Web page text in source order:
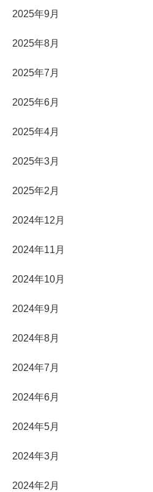
2025年9月
2025年8月
2025年7月
2025年6月
2025年4月
2025年3月
2025年2月
2024年12月
2024年11月
2024年10月
2024年9月
2024年8月
2024年7月
2024年6月
2024年5月
2024年3月
2024年2月